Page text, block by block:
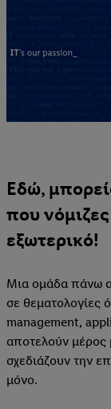
Εδώ,
που
εξωτερικό!
Μια ομάδα πάνω
σε
management,
αποτελούν μέρος
σχεδιάζουν την
μόνο.